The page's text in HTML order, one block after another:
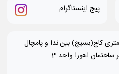
پیج اینستاگرام
کرج عظیمیه بلوار 45 متری کاج(بسیج) بین ندا و پامچال
ساختمان اهورا واحد 3